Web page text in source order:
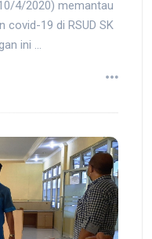
4/2020) memantau
covid-19 di RSUD SK
ini ...